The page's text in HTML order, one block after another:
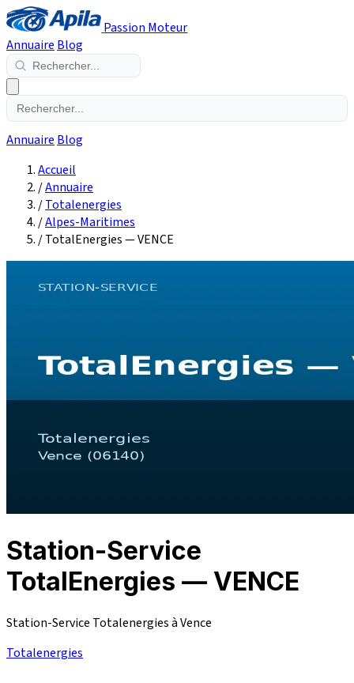
Passion Moteur
Annuaire Blog
Annuaire Blog
Accueil
/Annuaire
/Totalenergies
/Alpes-Maritimes
/TotalEnergies — VENCE
Station-Service
TotalEnergies — VENCE
Station-Service Totalenergies à Vence
Totalenergies